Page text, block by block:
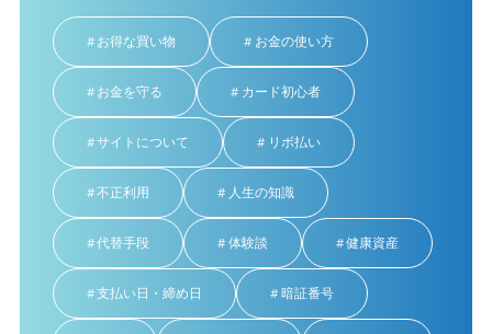
お得な買い物 お金の使い方
お金を守る カード初心者
サイトについて リボ払い
不正利用 人生の知識
代替手段 体験談 健康資産
支払い日・締め日 暗証番号